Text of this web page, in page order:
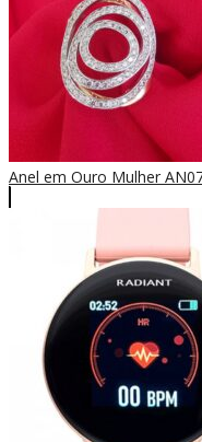
Anel em Ouro Mulher